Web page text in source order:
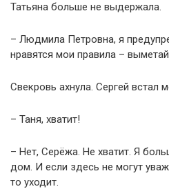
Татьяна больше не выдержала.
– Людмила Петровна, я
нравятся мои правила –
Свекровь ахнула. Сергей встал
– Таня, хватит!
– Нет, Серёжа. Не хватит. Я
дом. И если здесь не могут
то уходит.